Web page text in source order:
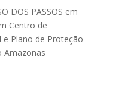
DOS PASSOS em
Centro de
Plano de Proteção
Amazonas